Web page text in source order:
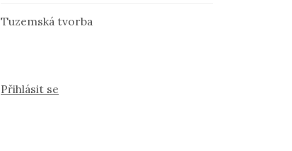
Tuzemská tvorba
Přihlásit se